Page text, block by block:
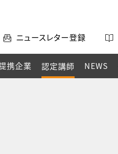
ニュースレター登録
携企業 認定講師 NEWS